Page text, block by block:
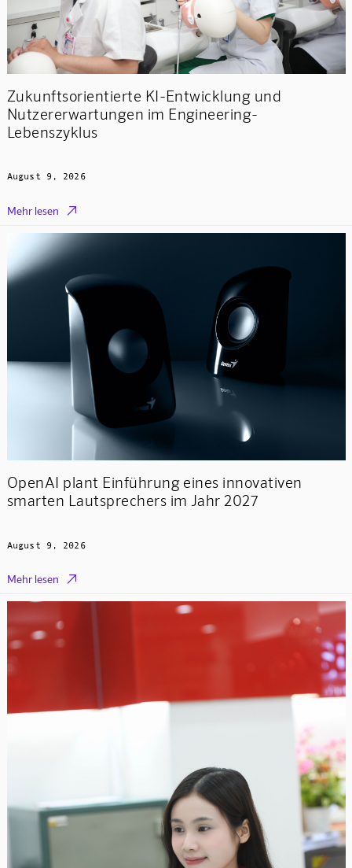
Zukunftsorientierte KI-Entwicklung und
Nutzererwartungen im Engineering-
Lebenszyklus
August 9, 2026
Mehr lesen 
OpenAI plant Einführung eines innovativen
smarten Lautsprechers im Jahr 2027
August 9, 2026
Mehr lesen 